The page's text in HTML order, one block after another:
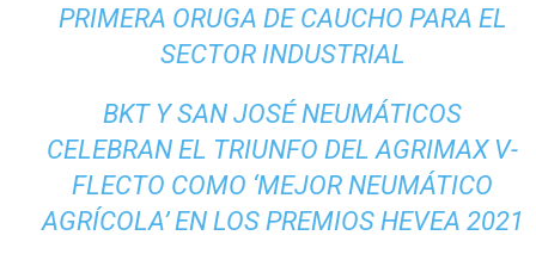
PRIMERA ORUGA DE CAUCHO PARA EL
SECTOR INDUSTRIAL
BKT Y SAN JOSÉ NEUMÁTICOS
CELEBRAN EL TRIUNFO DEL AGRIMAX V-
FLECTO COMO ‘MEJOR NEUMÁTICO
AGRÍCOLA’ EN LOS PREMIOS HEVEA 2021